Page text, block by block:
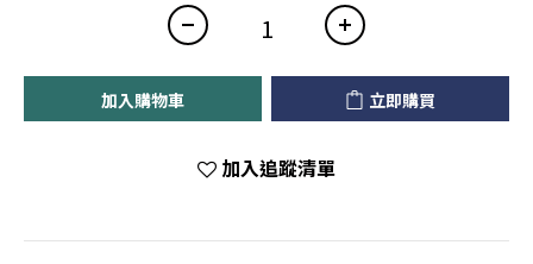
加入購物車 立即購買
加入追蹤清單